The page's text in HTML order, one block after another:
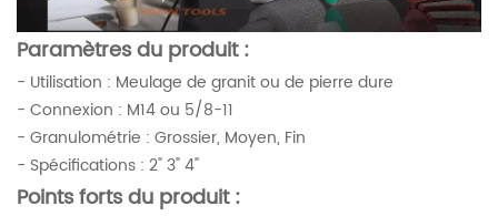
Paramètres du produit :
- Utilisation : Meulage de granit ou de pierre dure
- Connexion : M14 ou 5/8-11
- Granulométrie : Grossier, Moyen, Fin
- Spécifications : 2" 3" 4"
Points forts du produit :